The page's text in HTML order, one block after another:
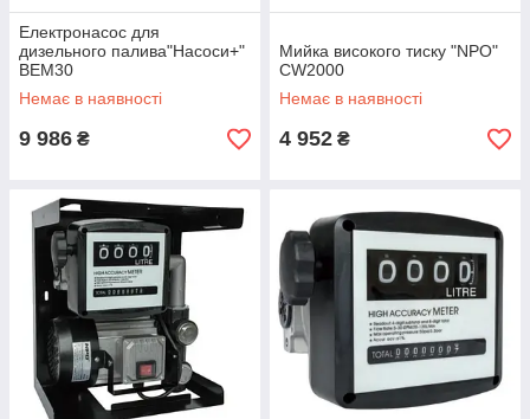
Електронасос для
дизельного палива"Насоси+"
BEM30
Немає в наявності
9 986 ₴
Мийка високого тиску "NPO"
CW2000
Немає в наявності
4 952 ₴